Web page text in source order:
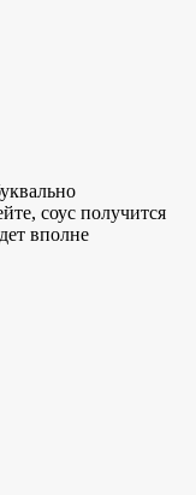
соус получится
вполне